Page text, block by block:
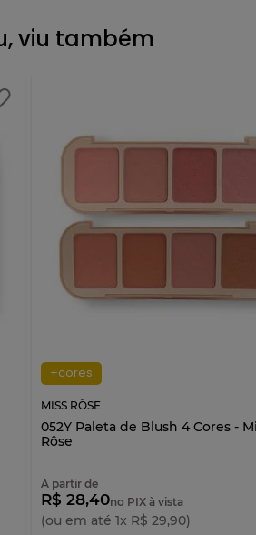
viu também
+cores
MISS RÔSE
052Y Paleta de Blush 4 Cores -
Rôse
A partir de
R$ 28,40no PIX à vista
(ou em até 1x R$ 29,90)